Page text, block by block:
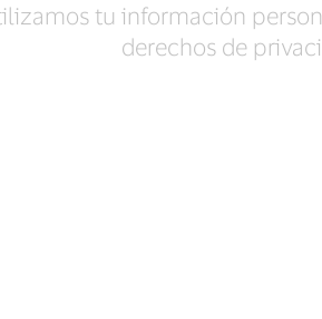
tu información
derechos de